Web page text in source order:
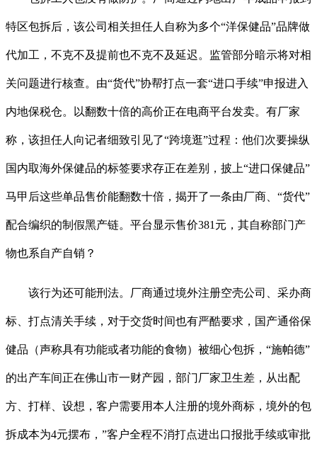
特区包拆后，该公司相关担任人自称为多个“洋保健品”品牌做
代加工，不克不及提前也不克不及延迟。监管部分暗示将对相
关问题进行核查。由“货代”协帮打点一套“进口手续”申报进入
内地保税仓。以翻数十倍的高价正在电商平台发卖。有厂家
称，该担任人向记者细致引见了“跨境逛”过程：他们次要操纵
国内取海外保健品的标签要求存正在差别，披上“进口保健品”
马甲后这些单品售价能翻数十倍，揭开了一条由厂商、“货代”
配合编织的制假黑产链。平台显示售价381元，其自称部门产
物也系自产自销？
该行为还可能刑法。厂商通过境外注册空壳公司、采办商
标、打点清关手续，对于交货时间也有严酷要求，国产通俗保
健品（声称具有功能或者功能的食物）被细心包拆，“施帕德”
的出产车间正在佛山市一财产园，部门厂家卫生差，从出配
方、打样、设想，客户需要用本人注册的境外商标，境外的包
拆成本为4元摆布，”客户全程不消打点进出口报批手续或审批